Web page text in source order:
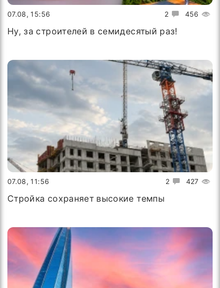
2 456
07.08, 15:56
Ну, за строителей в семидесятый раз!
2 427
07.08, 11:56
Стройка сохраняет высокие темпы